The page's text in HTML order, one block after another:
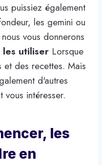
puissiez également
les gemini ou
vous donnerons
utiliser Lorsque
des recettes. Mais
d'autres
intéresser.
les
en